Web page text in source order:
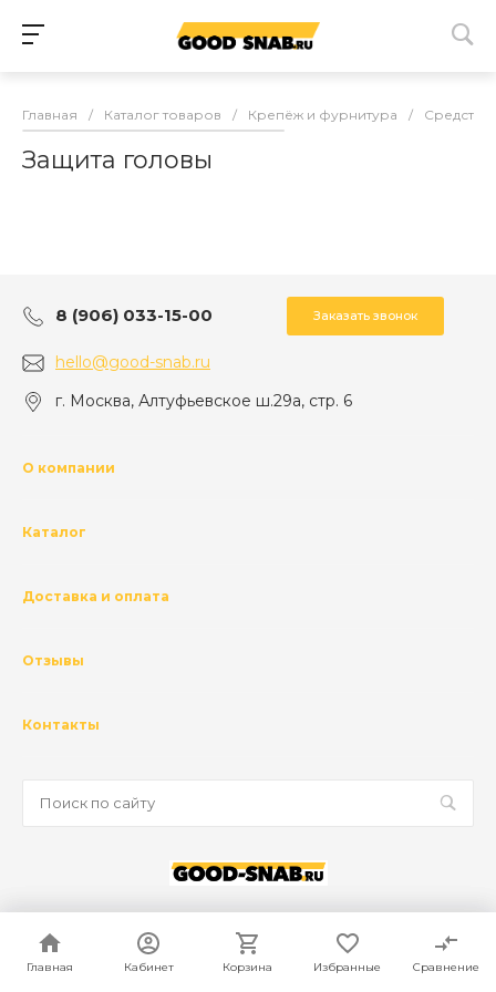
Главная Кабинет Корзина Избранные Сравнение
Главная Кабинет Корзина Избранные Сравнение
Главная / Каталог товаров / Крепёж и фурнитура / Средства
Защита головы
8 (906) 033-15-00 Заказать звонок
hello@good-snab.ru
г. Москва, Алтуфьевское ш.29а, стр. 6
О компании
Каталог
Доставка и оплата
Отзывы
Контакты
© 2026 ГК Базис, Все права защищены
Политика конфиденциальности